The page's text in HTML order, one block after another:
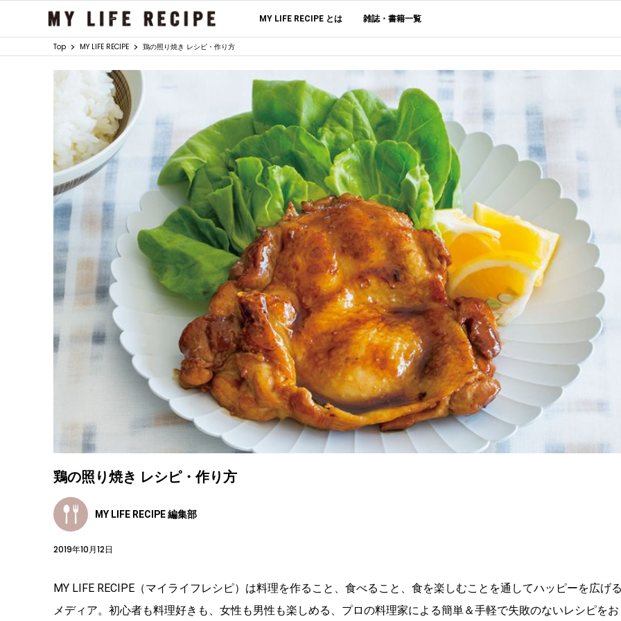
MY LIFE RECIPE とは 雑誌・書籍一覧
Top MY LIFE RECIPE 鶏の照り焼き レシピ・作り方
鶏の照り焼き レシピ・作り方
MY LIFE RECIPE 編集部
2019年10月12日
MY LIFE RECIPE（マイライフレシピ）は料理を作ること、食べること、食を楽しむことを通してハッピーを広げ
メディア。初心者も料理好きも、女性も男性も楽しめる、プロの料理家による簡単＆手軽で失敗のないレシピをお